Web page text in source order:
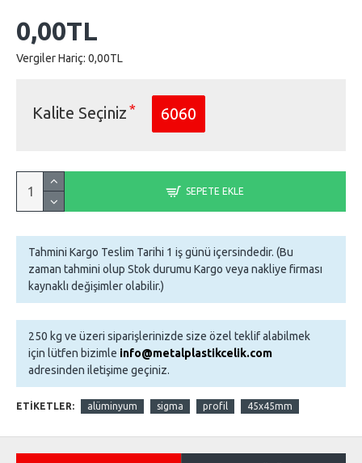
0,00TL
Vergiler Hariç: 0,00TL
SEPETE EKLE
Kalite Seçiniz 6060
Tahmini Kargo Teslim Tarihi 1 iş günü içersindedir. (Bu
zaman tahmini olup Stok durumu Kargo veya nakliye firması
kaynaklı değişimler olabilir.)
250 kg ve üzeri siparişlerinizde size özel teklif alabilmek
için lütfen bizimle info@metalplastikcelik.com
adresinden iletişime geçiniz.
ETIKETLER: alüminyum sigma profil 45x45mm